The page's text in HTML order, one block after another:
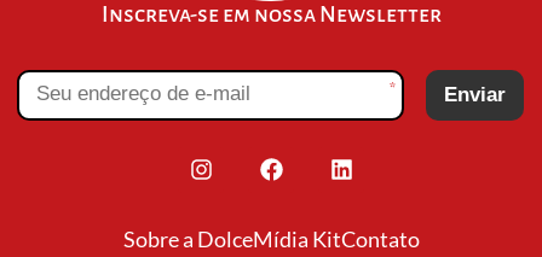
Inscreva-se em nossa Newsletter
* Enviar
Sobre a DolceMídia KitContato